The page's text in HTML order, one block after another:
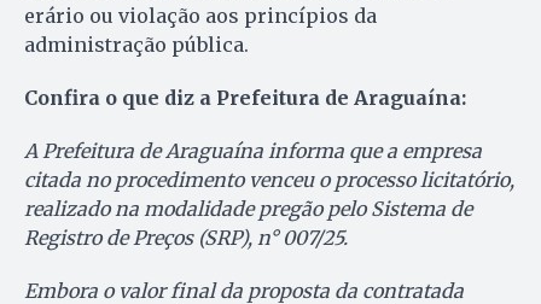
erário ou violação aos princípios da
administração pública.
Confira o que diz a Prefeitura de Araguaína:
A Prefeitura de Araguaína informa que a empresa
citada no procedimento venceu o processo licitatório,
realizado na modalidade pregão pelo Sistema de
Registro de Preços (SRP), n° 007/25.
Embora o valor final da proposta da contratada